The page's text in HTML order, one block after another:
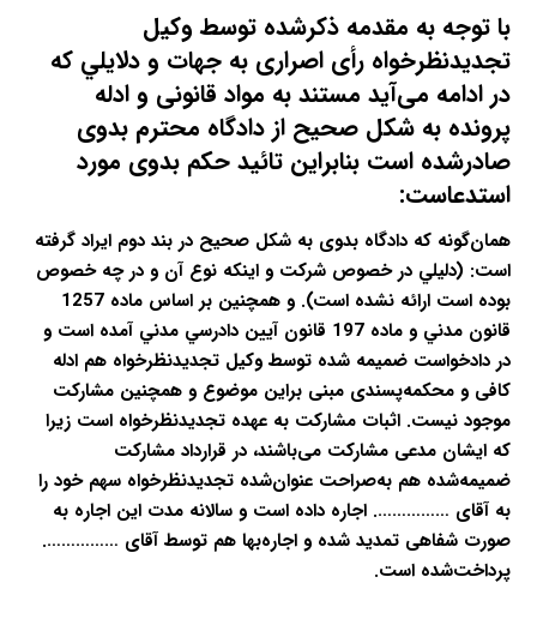
با توجه به مقدمه ذکرشده توسط وکیل
تجدیدنظرخواه رأی اصراری به جهات و دلایلي که
در ادامه می‌آید مستند به مواد قانونی و ادله
پرونده به شکل صحیح از دادگاه محترم بدوی
صادرشده است بنابراین تائید حکم بدوی مورد
استدعاست:
همان‌گونه که دادگاه بدوی به شکل صحیح در بند دوم ایراد گرفته
است: (دلیلي در خصوص شرکت و اینكه نوع آن و در چه خصوص
بوده است ارائه نشده است). و همچنین بر اساس ماده 1257
قانون مدني و ماده 197 قانون آيين دادرسي مدني آمده است و
در دادخواست ضمیمه شده توسط وکیل تجدیدنظرخواه هم ادله
کافی و محکمه‌پسندی مبنی براین موضوع و همچنین مشارکت
موجود نیست. اثبات مشارکت به عهده تجدیدنظرخواه است زیرا
که ایشان مدعی مشارکت می‌باشند، در قرارداد مشارکت
ضمیمه‌شده هم به‌صراحت عنوان‌شده تجدیدنظرخواه سهم خود را
به آقای ……………. اجاره داده است و سالانه مدت این اجاره به
صورت شفاهی تمدید شده و اجاره‌بها هم توسط آقای …………….
پرداخت‌شده است.